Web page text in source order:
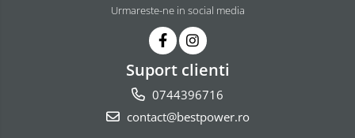
Urmareste-ne in social media
Suport clienti
0744396716
contact@bestpower.ro